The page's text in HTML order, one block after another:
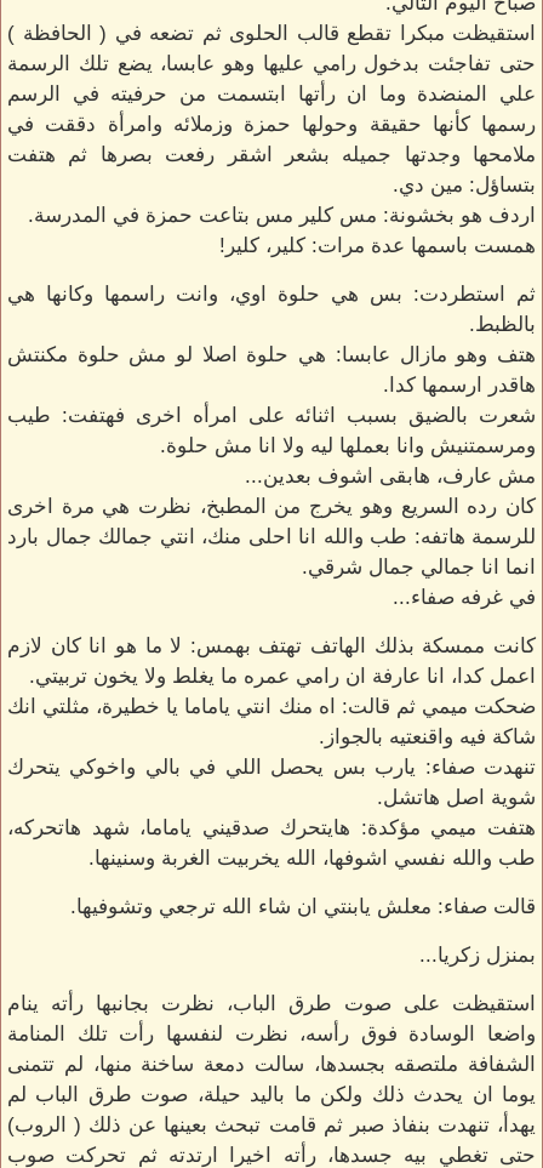
استقيظت مبكرا تقطع قالب الحلوى ثم تضعه في ( الحافظة )
حتى تفاجئت بدخول رامي عليها وهو عابسا، يضع تلك الرسمة
علي المنضدة وما ان رأتها ابتسمت من حرفيته في الرسم
رسمها كأنها حقيقة وحولها حمزة وزملائه وامرأة دققت في
ملامحها وجدتها جميله بشعر اشقر رفعت بصرها ثم هتفت
بتساؤل: مين دي.
اردف هو بخشونة: مس كلير مس بتاعت حمزة في المدرسة.
همست باسمها عدة مرات: كلير، كلير!
ثم استطردت: بس هي حلوة اوي، وانت راسمها وكانها هي
بالظبط.
هتف وهو مازال عابسا: هي حلوة اصلا لو مش حلوة مكنتش
هاقدر ارسمها كدا.
شعرت بالضيق بسبب اثنائه على امرأه اخرى فهتفت: طيب
ومرسمتنيش وانا بعملها ليه ولا انا مش حلوة.
مش عارف، هابقى اشوف بعدين...
كان رده السريع وهو يخرج من المطبخ، نظرت هي مرة اخرى
للرسمة هاتفه: طب والله انا احلى منك، انتي جمالك جمال بارد
انما انا جمالي جمال شرقي.
في غرفه صفاء...
كانت ممسكة بذلك الهاتف تهتف بهمس: لا ما هو انا كان لازم
اعمل كدا، انا عارفة ان رامي عمره ما يغلط ولا يخون تربيتي.
ضحكت ميمي ثم قالت: اه منك انتي ياماما يا خطيرة، مثلتي انك
شاكة فيه واقنعتيه بالجواز.
تنهدت صفاء: يارب بس يحصل اللي في بالي واخوكي يتحرك
شوية اصل هاتشل.
هتفت ميمي مؤكدة: هايتحرك صدقيني ياماما، شهد هاتحركه،
طب والله نفسي اشوفها، الله يخربيت الغربة وسنينها.
قالت صفاء: معلش يابنتي ان شاء الله ترجعي وتشوفيها.
بمنزل زكريا...
استقيظت على صوت طرق الباب، نظرت بجانبها رأته ينام
واضعا الوسادة فوق رأسه، نظرت لنفسها رأت تلك المنامة
الشفافة ملتصقه بجسدها، سالت دمعة ساخنة منها، لم تتمنى
يوما ان يحدث ذلك ولكن ما باليد حيلة، صوت طرق الباب لم
يهدأ، تنهدت بنفاذ صبر ثم قامت تبحث بعينها عن ذلك ( الروب)
حتى تغطي بيه جسدها، رأته اخيرا ارتدته ثم تحركت صوب